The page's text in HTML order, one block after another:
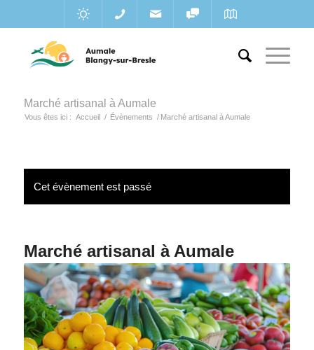
Marché artisanal à Aumale
Vous êtes ici : Accueil / Évènements / Marché artisanal à Aumale
Cet évènement est passé
Marché artisanal à Aumale